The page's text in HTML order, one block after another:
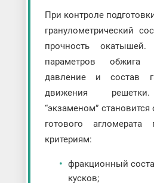
При контроле
гранулометрический
прочность
параметров обжига
давление и состав
движения
“экзаменом” становится
готового
критериям:
фракционный
кусков;